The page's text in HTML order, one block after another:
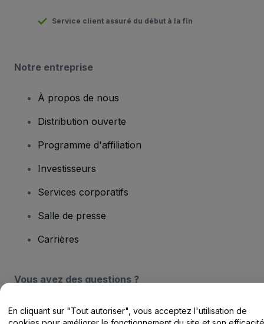
Service client assuré du début à la fin
Notre entreprise
À propos de nous
Distribution ouverte
Programme d'affiliation
Investisseurs
Services corporatifs
Salle de presse
Carrières
Vous avez des questions ?
Centre d'assistance / Nous contacter
En cliquant sur "Tout autoriser", vous acceptez l'utilisation de